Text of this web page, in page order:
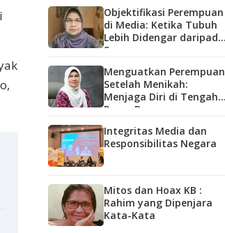
Objektifikasi Perempuan
di Media: Ketika Tubuh
Lebih Didengar daripada
Suara
Menguatkan Perempuan
Setelah Menikah:
Menjaga Diri di Tengah
Peran Baru
Integritas Media dan
Responsibilitas Negara
Mitos dan Hoax KB :
Rahim yang Dipenjara
Kata-Kata